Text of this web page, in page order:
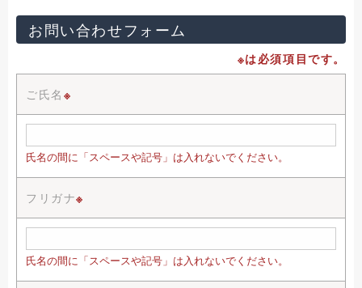
お問い合わせフォーム
※は必須項目です。
ご氏名 ※
氏名の間に「スペースや記号」は入れないでください。
フリガナ※
氏名の間に「スペースや記号」は入れないでください。